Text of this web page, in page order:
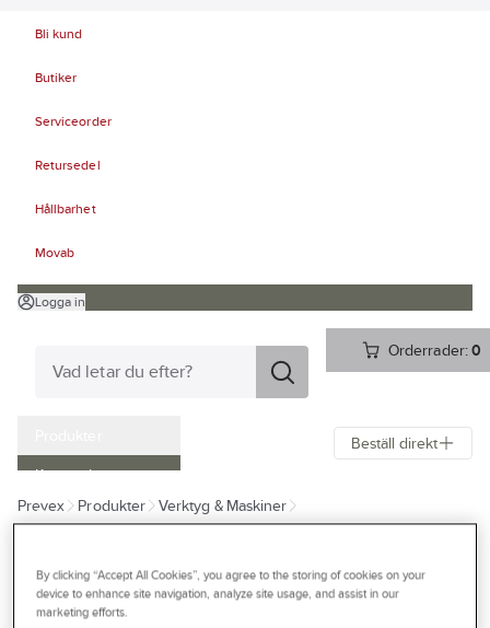
Bli kund
Butiker
Serviceorder
Retursedel
Hållbarhet
Movab
Logga in
Orderrader:0
Kampanjer
Outlet
Bli kund
Beställ direkt
Prevex Produkter
Verktyg & Maskiner
A-COLLECTION
By clicking “Accept All Cookies”, you agree to the storing of cookies on your
device to enhance site navigation, analyze site usage, and assist in our
marketing efforts.